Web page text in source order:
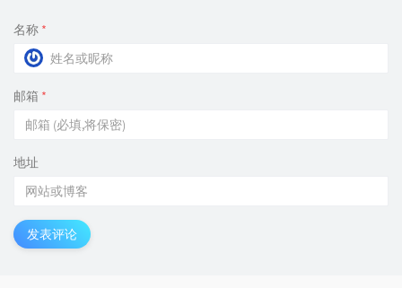
名称 *
邮箱 *
地址
发表评论